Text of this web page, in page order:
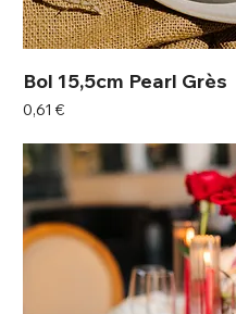
Bol 15,5cm Pearl Grès
Prix
0,61 €